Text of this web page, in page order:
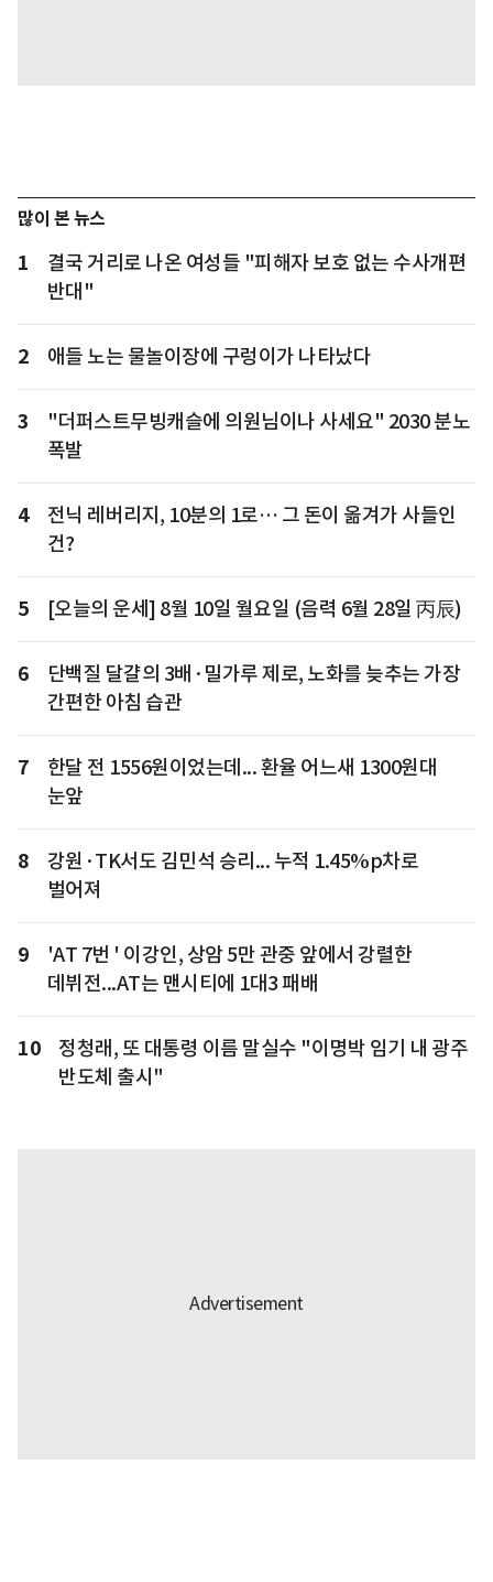
많이 본 뉴스
1
결국 거리로 나온 여성들 "피해자 보호 없는 수사개편
반대"
2 애들 노는 물놀이장에 구렁이가 나타났다
3
"더퍼스트무빙캐슬에 의원님이나 사세요" 2030 분노
폭발
4
전닉 레버리지, 10분의 1로… 그 돈이 옮겨가 사들인
건?
5 [오늘의 운세] 8월 10일 월요일 (음력 6월 28일 丙辰)
6
단백질 달걀의 3배·밀가루 제로, 노화를 늦추는 가장
간편한 아침 습관
7
한달 전 1556원이었는데... 환율 어느새 1300원대
눈앞
8
강원·TK서도 김민석 승리... 누적 1.45%p차로
벌어져
9
'AT 7번 ' 이강인, 상암 5만 관중 앞에서 강렬한
데뷔전...AT는 맨시티에 1대3 패배
10
정청래, 또 대통령 이름 말실수 "이명박 임기 내 광주
반도체 출시"